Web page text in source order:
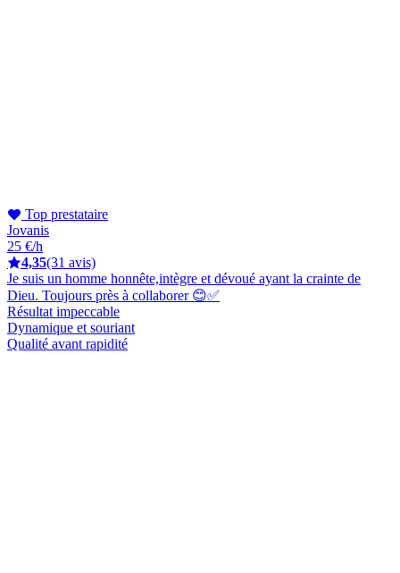
Top prestataire
Jovanis
25 €/h
4,35(31 avis)
Je suis un homme honnête,intègre et dévoué ayant la crainte de
Dieu. Toujours près à collaborer 😊✅
Résultat impeccable
Dynamique et souriant
Qualité avant rapidité